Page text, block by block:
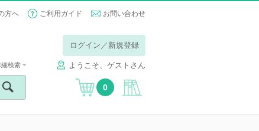
方へ ご利用ガイド お問い合わせ
ログイン／新規登録
ようこそ、ゲストさん
細検索
0